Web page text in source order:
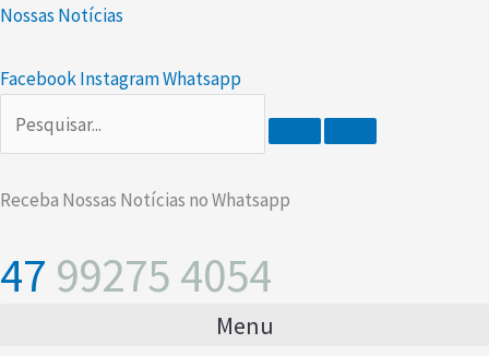
Ir
o
Nossas Notícias
FacebookInstagramWhatsapp
Receba Nossas Notícias no Whatsapp
47 99275 4054
Menu
Scroll